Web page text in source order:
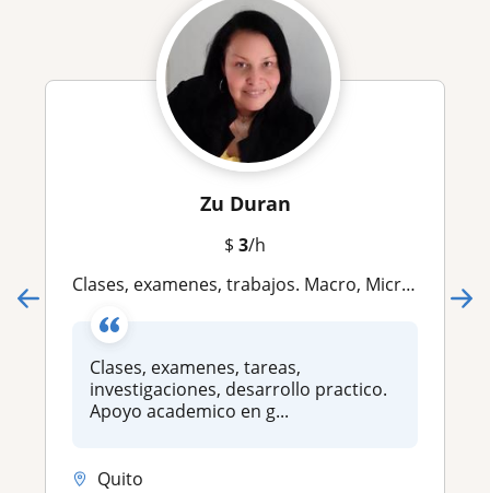
Zu Duran
$ 3/h
Clases, examenes, trabajos. Macro, Micro, Estadistica, Finanzas, temas economia en general
Clases, examenes, tareas,
investigaciones, desarrollo practico.
Apoyo academico en g...
Quito